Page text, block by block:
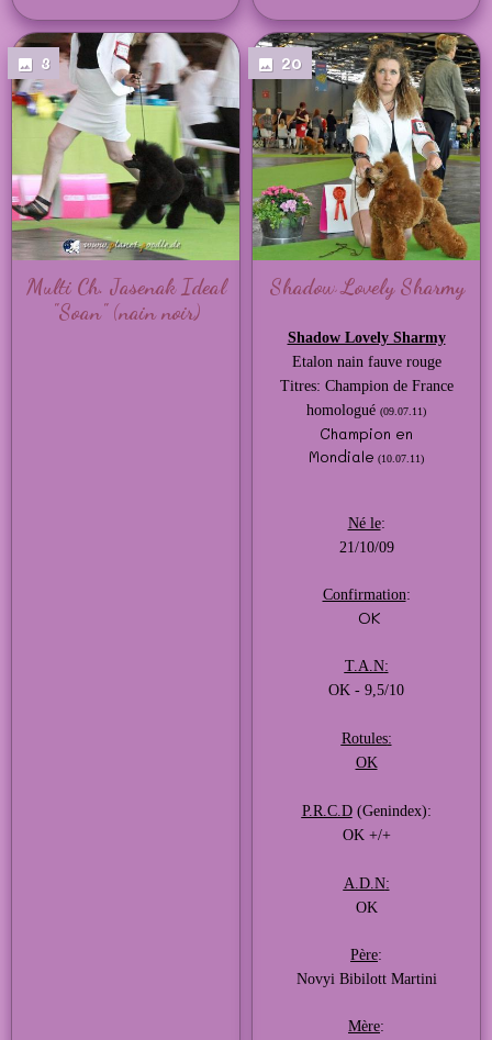
3
Multi Ch. Jasenak Ideal
"Soan" (nain noir)
20
Shadow Lovely Sharmy
Shadow Lovely Sharmy
Etalon nain fauve rouge
Titres: Champion de France
homologué (09.07.11)
Champion en
Mondiale (10.07.11)
Né le:
21/10/09
Confirmation:
OK
T.A.N:
OK - 9,5/10
Rotules:
OK
P.R.C.D(Genindex):
OK +/+
A.D.N:
OK
Père:
Novyi Bibilott Martini
Mère: